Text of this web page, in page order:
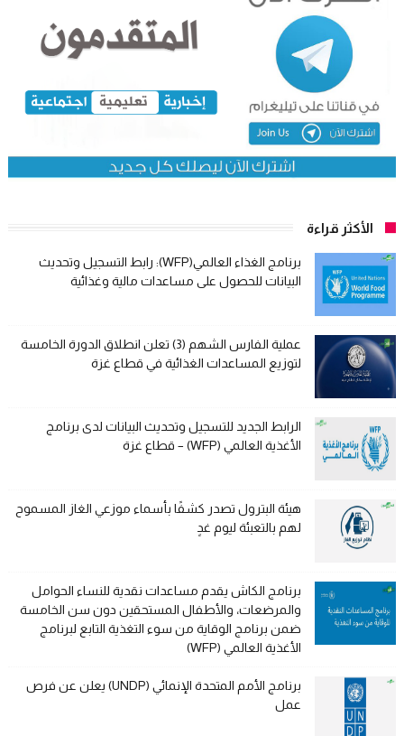
الأكثر قراءة
برنامج الغذاء العالمي(WFP): رابط التسجيل وتحديث
البيانات للحصول على مساعدات مالية وغذائية
عملية الفارس الشهم (3) تعلن انطلاق الدورة الخامسة
لتوزيع المساعدات الغذائية في قطاع غزة
الرابط الجديد للتسجيل وتحديث البيانات لدى برنامج
الأغذية العالمي (WFP) – قطاع غزة
هيئة البترول تصدر كشفًا بأسماء موزعي الغاز المسموح
لهم بالتعبئة ليوم غدٍ
برنامج الكاش يقدم مساعدات نقدية للنساء الحوامل
والمرضعات، والأطفال المستحقين دون سن الخامسة
ضمن برنامج الوقاية من سوء التغذية التابع لبرنامج
الأغذية العالمي (WFP)
برنامج الأمم المتحدة الإنمائي (UNDP) يعلن عن فرص
عمل